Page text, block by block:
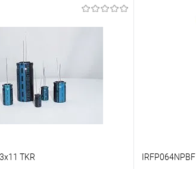
TKR IRFP064NPBF